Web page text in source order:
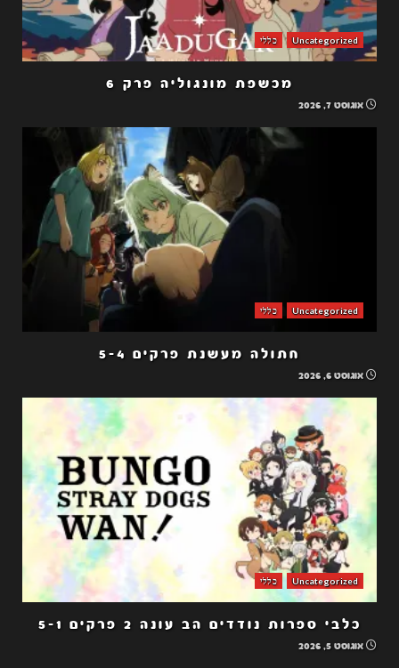
Uncategorized כללי
מכשפת מונגוליה פרק 6
אוגוסט 7, 2026
Uncategorized כללי
חתולה מעשנת פרקים 5-4
אוגוסט 6, 2026
Uncategorized כללי
כלבי ספרות נודדים הב עונה 2 פרקים 5-1
אוגוסט 5, 2026